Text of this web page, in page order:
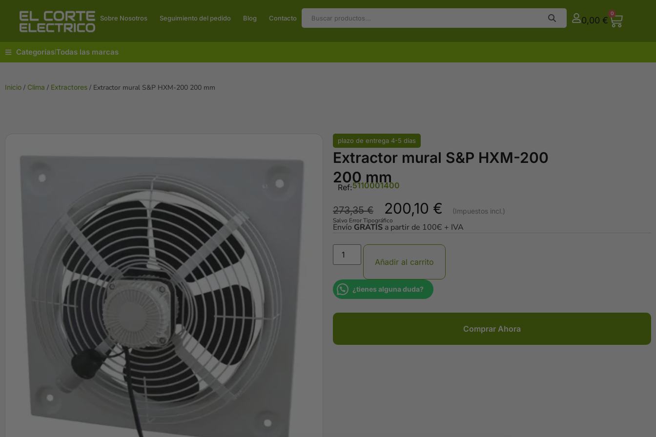
Sobre Nosotros Seguimiento del pedido Blog Contacto 0,00 €
0
Categorías| Todas las marcas
Inicio / Clima / Extractores / Extractor mural S&P HXM-200 200 mm
plazo de entrega 4-5 días
Extractor mural S&P HXM-200
200 mm
Ref:5110001400
273,35€ 200,10 €
Salvo Error Tipográfico
Envío GRATIS a partir de 100Є + IVA
Añadir al carrito
¿tienes alguna duda?
Comprar Ahora